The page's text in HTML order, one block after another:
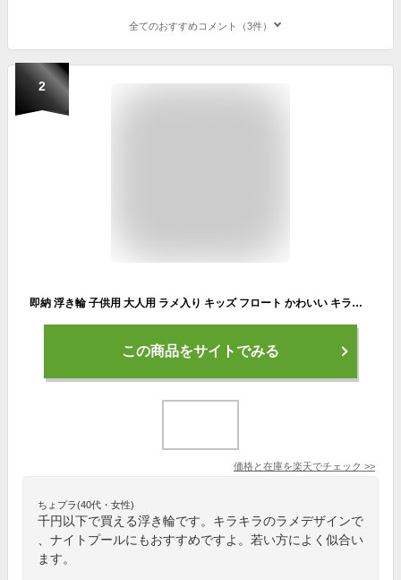
全てのおすすめコメント（3件）
2
即納 浮き輪 子供用 大人用 ラメ入り キッズ フロート かわいい キラキラ レインボー 男の子 女の子 兼用 60 70 80 90 100 再再再再再入荷済 送料無料 即日発送
この商品をサイトでみる
価格と在庫を楽天でチェック >>
ちょプラ(40代・女性)
千円以下で買える浮き輪です。キラキラのラメデザインで
、ナイトプールにもおすすめですよ。若い方によく似合い
ます。